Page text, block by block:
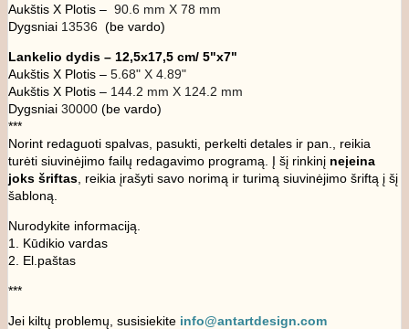
Aukštis X Plotis – 90.6 mm X 78 mm
Dygsniai 13536 (be vardo)
Lankelio dydis – 12,5x17,5 cm/ 5"x7"
Aukštis X Plotis – 5.68" X 4.89"
Aukštis X Plotis – 144.2 mm X 124.2 mm
Dygsniai 30000 (be vardo)
***
Norint redaguoti spalvas, pasukti, perkelti detales ir pan., reikia
turėti siuvinėjimo failų redagavimo programą. Į šį rinkinį neįeina
joks šriftas , reikia įrašyti savo norimą ir turimą siuvinėjimo šriftą į šį
šabloną.
Nurodykite informaciją.
1. Kūdikio vardas
2. El.paštas
***
Jei kiltų problemų, susisiekite info@antartdesign.com